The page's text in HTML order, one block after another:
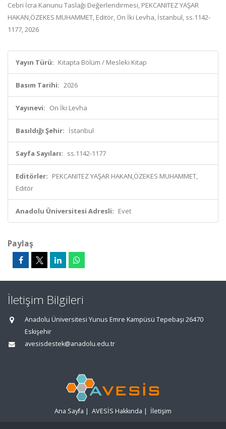
Cebri İcra Kanunu Taslağı Değerlendirmesi, PEKCANITEZ YAŞAR
HAKAN,ÖZEKES MUHAMMET, Editör, On İki Levha, İstanbul, ss.1142-
1177, 2026
Yayın Türü: Kitapta Bölüm / Mesleki Kitap
Basım Tarihi: 2026
Yayınevi: On İki Levha
Basıldığı Şehir: İstanbul
Sayfa Sayıları: ss.1142-1177
Editörler: PEKCANITEZ YAŞAR HAKAN,ÖZEKES MUHAMMET,
Editör
Anadolu Üniversitesi Adresli: Evet
Paylaş
İletişim Bilgileri
Anadolu Üniversitesi Yunus Emre Kampüsü Tepebaşı 26470
Eskişehir
avesisdestek@anadolu.edu.tr
Ana Sayfa | AVESİS Hakkında | İletişim